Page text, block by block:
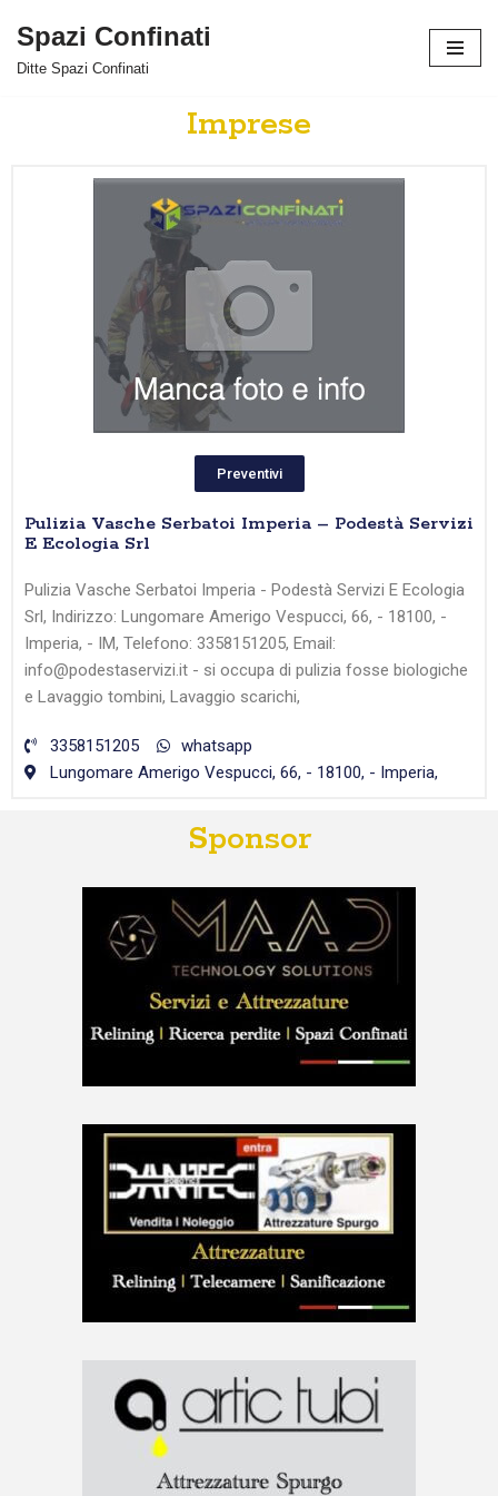
Vai
Spazi Confinati
Ditte Spazi Confinati
Imprese
Preventivi
Pulizia Vasche Serbatoi Imperia – Podestà Servizi
E Ecologia Srl
Pulizia Vasche Serbatoi Imperia - Podestà Servizi E Ecologia
Srl, Indirizzo: Lungomare Amerigo Vespucci, 66, - 18100, -
Imperia, - IM, Telefono: 3358151205, Email:
info@podestaservizi.it - si occupa di pulizia fosse biologiche
e Lavaggio tombini, Lavaggio scarichi,
3358151205
whatsapp
Lungomare Amerigo Vespucci, 66, - 18100, - Imperia,
Sponsor